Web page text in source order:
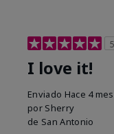
5
I love it!
Enviado Hace 4
por Sherry
de San Antonio